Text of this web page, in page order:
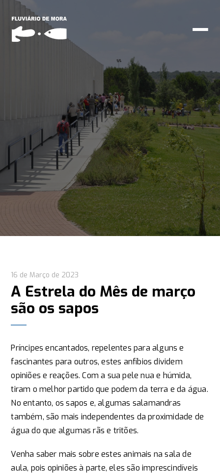
16 de Março de 2023
A Estrela do Mês de março
são os sapos
Príncipes encantados, repelentes para alguns e
fascinantes para outros, estes anfíbios dividem
opiniões e reações. Com a sua pele nua e húmida,
tiram o melhor partido que podem da terra e da água.
No entanto, os sapos e, algumas salamandras
também, são mais independentes da proximidade de
água do que algumas rãs e tritões.
Venha saber mais sobre estes animais na sala de
aula, pois opiniões à parte, eles são imprescindíveis